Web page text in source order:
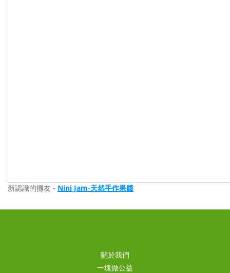
新認識的攤友 - Nini Jam-天然手作果醬
關於我們
一塊做公益